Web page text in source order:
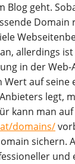
Blog geht.
Domain
allerdings ist
in der Web-
auf seine
legt,
kann man auf
domains/
sichern.
und